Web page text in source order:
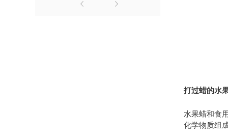
打过蜡的水
水果蜡和食
化学物质组